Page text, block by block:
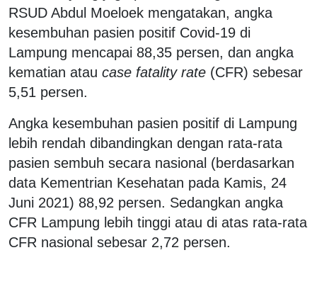
RSUD Abdul Moeloek mengatakan, angka
kesembuhan pasien positif Covid-19 di
Lampung mencapai 88,35 persen, dan angka
kematian atau case fatality rate (CFR) sebesar
5,51 persen.
Angka kesembuhan pasien positif di Lampung
lebih rendah dibandingkan dengan rata-rata
pasien sembuh secara nasional (berdasarkan
data Kementrian Kesehatan pada Kamis, 24
Juni 2021) 88,92 persen. Sedangkan angka
CFR Lampung lebih tinggi atau di atas rata-rata
CFR nasional sebesar 2,72 persen.